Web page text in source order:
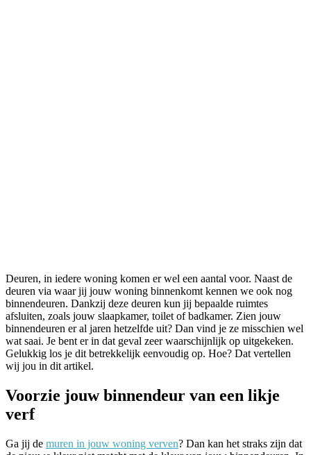
Deuren, in iedere woning komen er wel een aantal voor. Naast de
deuren via waar jij jouw woning binnenkomt kennen we ook nog
binnendeuren. Dankzij deze deuren kun jij bepaalde ruimtes
afsluiten, zoals jouw slaapkamer, toilet of badkamer. Zien jouw
binnendeuren er al jaren hetzelfde uit? Dan vind je ze misschien wel
wat saai. Je bent er in dat geval zeer waarschijnlijk op uitgekeken.
Gelukkig los je dit betrekkelijk eenvoudig op. Hoe? Dat vertellen
wij jou in dit artikel.
Voorzie jouw binnendeur van een likje
verf
Ga jij de muren in jouw woning verven? Dan kan het straks zijn dat